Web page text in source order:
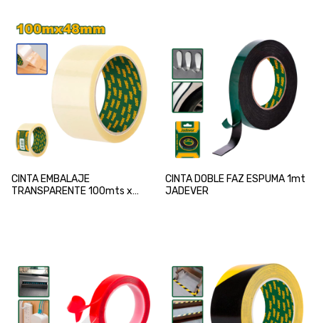
CINTA EMBALAJE
TRANSPARENTE 100mts x
CINTA DOBLE FAZ ESPUMA 1mt
JADEVER